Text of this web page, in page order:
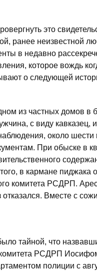
это
ранее неизвестной
в недавно
которое вождь
о следующей
из частных домов в
с виду кавказец,
около
При обыске в
в кармане пиджака
комитета РСДРП.
отказался. Вместе с
тайной, что
РСДРП
полиции с